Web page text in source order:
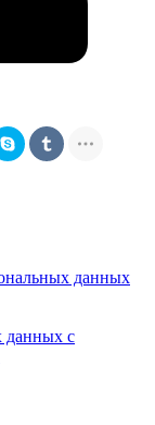
данных
данных с